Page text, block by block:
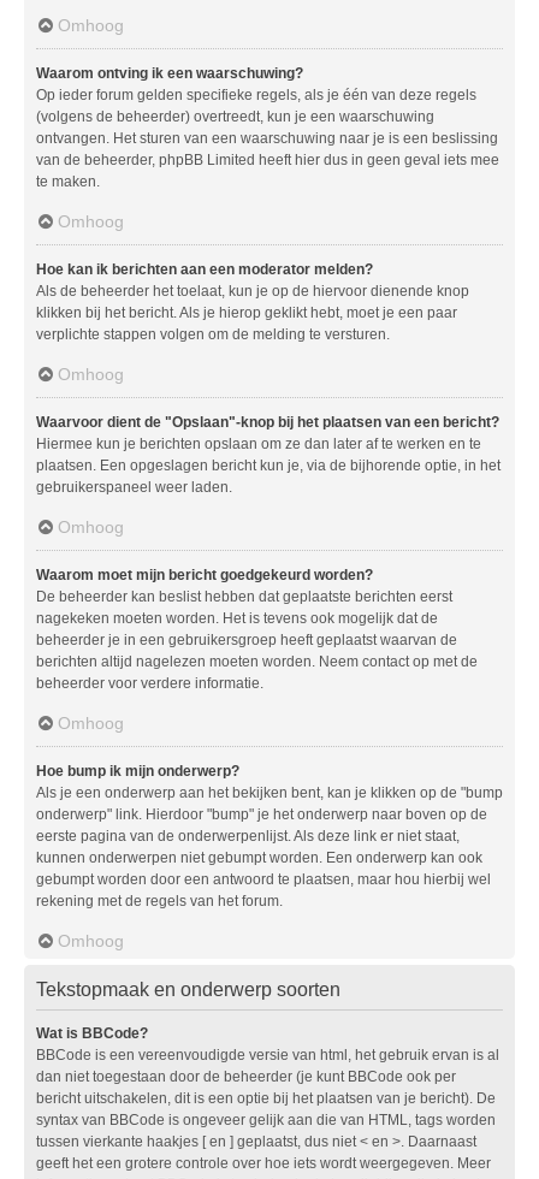
Omhoog
Waarom ontving ik een waarschuwing?
Op ieder forum gelden specifieke regels, als je één van deze regels
(volgens de beheerder) overtreedt, kun je een waarschuwing
ontvangen. Het sturen van een waarschuwing naar je is een beslissing
van de beheerder, phpBB Limited heeft hier dus in geen geval iets mee
te maken.
Omhoog
Hoe kan ik berichten aan een moderator melden?
Als de beheerder het toelaat, kun je op de hiervoor dienende knop
klikken bij het bericht. Als je hierop geklikt hebt, moet je een paar
verplichte stappen volgen om de melding te versturen.
Omhoog
Waarvoor dient de "Opslaan"-knop bij het plaatsen van een bericht?
Hiermee kun je berichten opslaan om ze dan later af te werken en te
plaatsen. Een opgeslagen bericht kun je, via de bijhorende optie, in het
gebruikerspaneel weer laden.
Omhoog
Waarom moet mijn bericht goedgekeurd worden?
De beheerder kan beslist hebben dat geplaatste berichten eerst
nagekeken moeten worden. Het is tevens ook mogelijk dat de
beheerder je in een gebruikersgroep heeft geplaatst waarvan de
berichten altijd nagelezen moeten worden. Neem contact op met de
beheerder voor verdere informatie.
Omhoog
Hoe bump ik mijn onderwerp?
Als je een onderwerp aan het bekijken bent, kan je klikken op de "bump
onderwerp" link. Hierdoor "bump" je het onderwerp naar boven op de
eerste pagina van de onderwerpenlijst. Als deze link er niet staat,
kunnen onderwerpen niet gebumpt worden. Een onderwerp kan ook
gebumpt worden door een antwoord te plaatsen, maar hou hierbij wel
rekening met de regels van het forum.
Omhoog
Tekstopmaak en onderwerp soorten
Wat is BBCode?
BBCode is een vereenvoudigde versie van html, het gebruik ervan is al
dan niet toegestaan door de beheerder (je kunt BBCode ook per
bericht uitschakelen, dit is een optie bij het plaatsen van je bericht). De
syntax van BBCode is ongeveer gelijk aan die van HTML, tags worden
tussen vierkante haakjes [ en ] geplaatst, dus niet < en >. Daarnaast
geeft het een grotere controle over hoe iets wordt weergegeven. Meer